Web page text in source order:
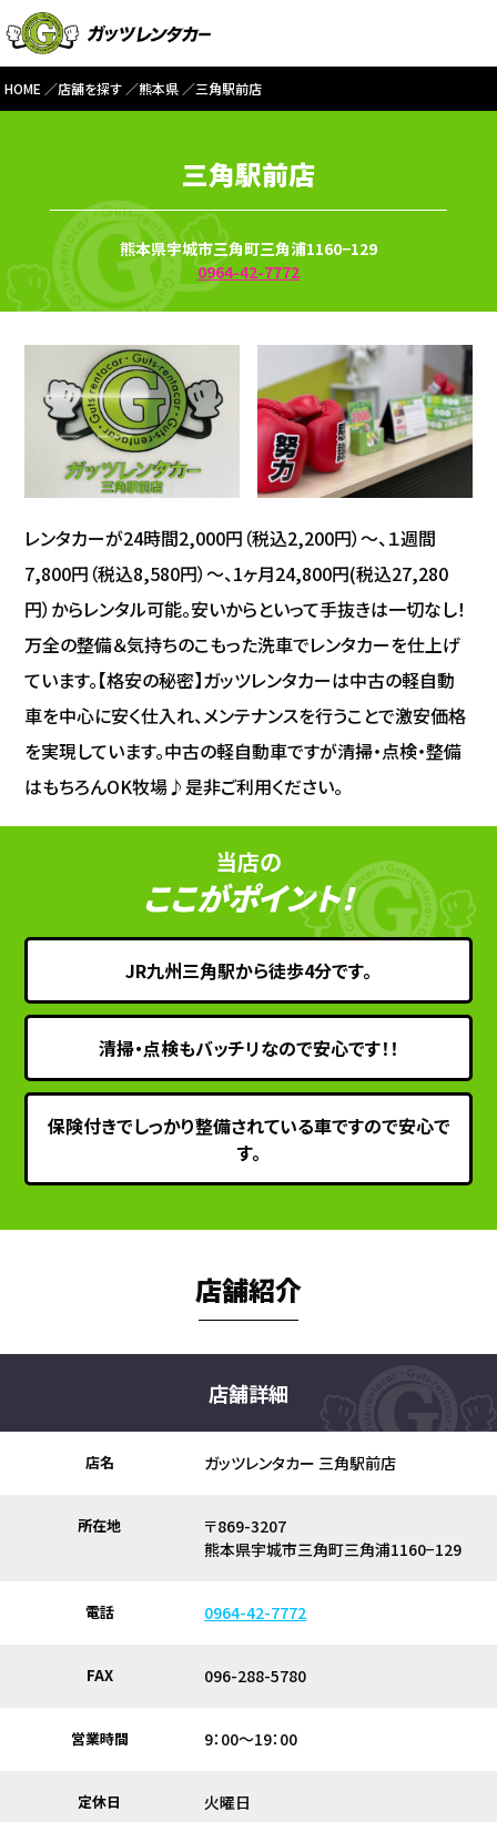
HOME 店舗を探す 熊本県 三角駅前店
三角駅前店
熊本県宇城市三角町三角浦1160−129
0964-42-7772
レンタカーが24時間2,000円（税込2,200円）～、１週間
7,800円（税込8,580円）～、1ヶ月24,800円(税込27,280
円）からレンタル可能。安いからといって手抜きは一切なし！
万全の整備＆気持ちのこもった洗車でレンタカーを仕上げ
ています。【格安の秘密】ガッツレンタカーは中古の軽自動
車を中心に安く仕入れ、メンテナンスを行うことで激安価格
を実現しています。中古の軽自動車ですが清掃・点検・整備
はもちろんOK牧場♪是非ご利用ください。
当店の
ここがポイント！
JR九州三角駅から徒歩4分です。
清掃・点検もバッチリなので安心です！！
保険付きでしっかり整備されている車ですので安心で
す。
店舗紹介
店舗詳細
店名 ガッツレンタカー 三角駅前店
所在地
〒869-3207
熊本県宇城市三角町三角浦1160−129
電話 0964-42-7772
FAX 096-288-5780
営業時間 9：00～19：00
定休日 火曜日